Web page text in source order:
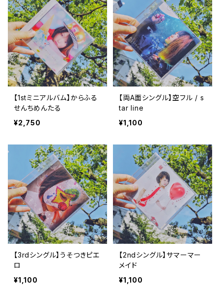
【1stミニアルバム】からふる
せんちめんたる
¥2,750
【両A面シングル】空フル / s
tar line
¥1,100
【3rdシングル】うそつきピエ
ロ
¥1,100
【2ndシングル】サマーマー
メイド
¥1,100